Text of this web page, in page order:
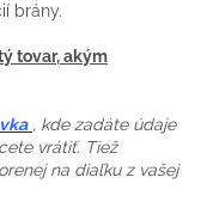
brány.
tovar, akým
, kde zadáte údaje
vrátiť. Tiež
na diaľku z vašej